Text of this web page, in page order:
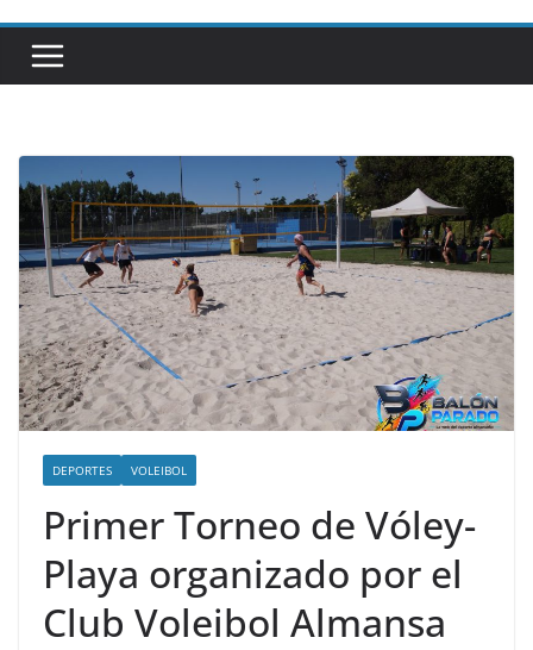
DEPORTES VOLEIBOL
Primer Torneo de Vóley-
Playa organizado por el
Club Voleibol Almansa